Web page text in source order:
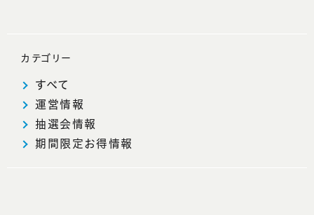
カテゴリー
すべて
運営情報
抽選会情報
期間限定お得情報